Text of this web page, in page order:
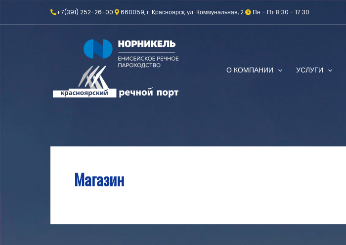
+7(391) 252-26-00 660059, г. Красноярск, ул. Коммунальная, 2 Пн - Пт 8:30 - 17:30
О КОМПАНИИ УСЛУГИ
Магазин